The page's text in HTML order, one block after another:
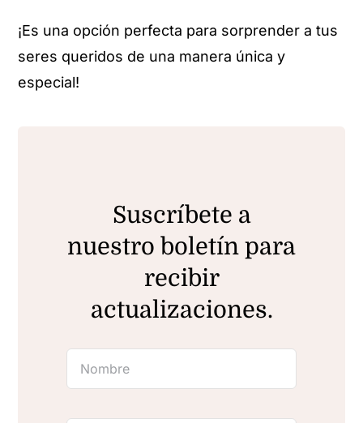
¡Es una opción perfecta para sorprender a tus
seres queridos de una manera única y
especial!
Suscríbete a
nuestro boletín para
recibir
actualizaciones.